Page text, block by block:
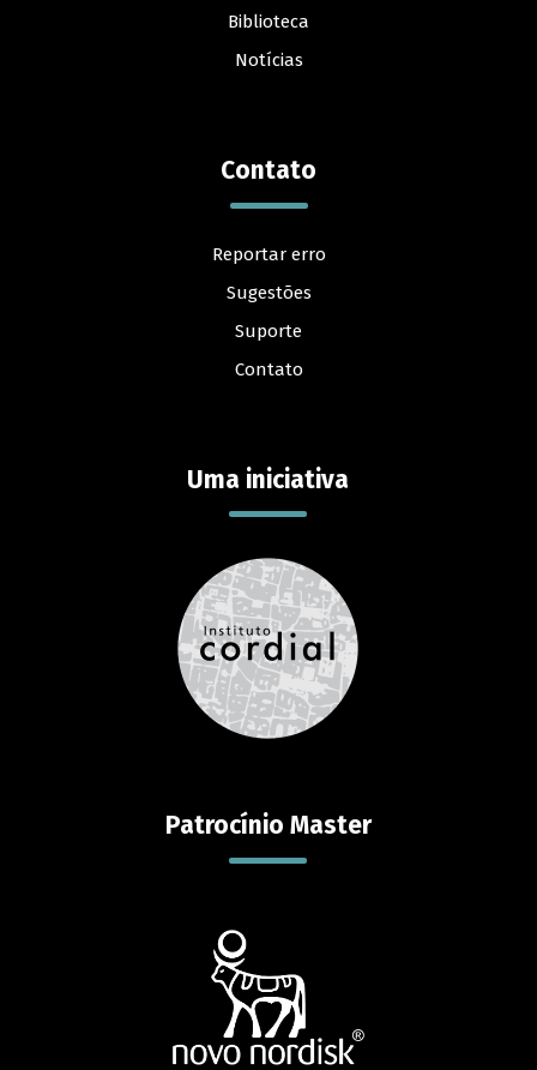
Uma iniciativa
Patrocínio Master
Biblioteca
Notícias
Contato
Reportar erro
Sugestões
Suporte
Contato